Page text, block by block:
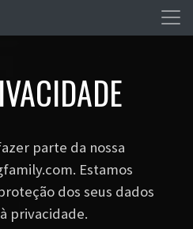
parte da nossa
Estamos
dos seus dados
privacidade.